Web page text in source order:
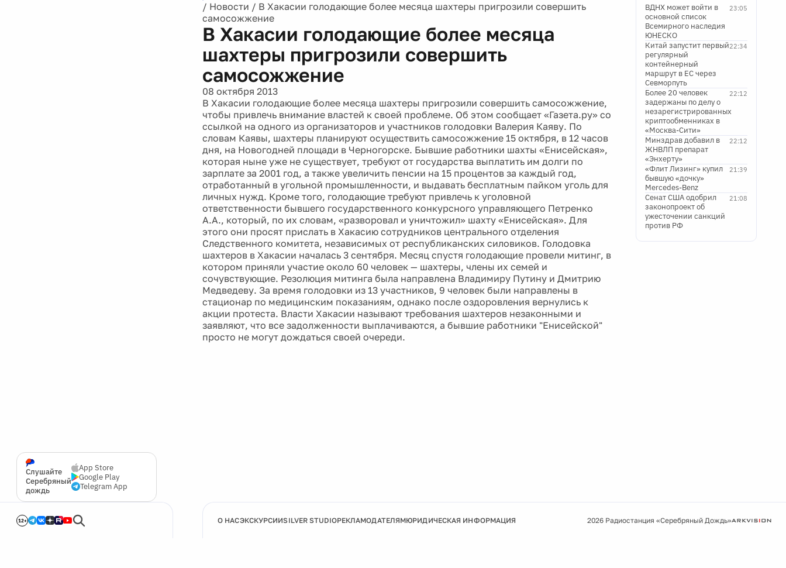
Слушайте
Серебряный
дождь
App Store
Google Play
Telegram App
12+
/ Новости / В Хакасии голодающие более месяца шахтеры пригрозили совершить
самосожжение
В Хакасии голодающие более месяца
шахтеры пригрозили совершить
самосожжение
08 октября 2013
В Хакасии голодающие более месяца шахтеры пригрозили совершить самосожжение,
чтобы привлечь внимание властей к своей проблеме. Об этом сообщает «Газета.ру» со
ссылкой на одного из организаторов и участников голодовки Валерия Каяву. По
словам Каявы, шахтеры планируют осуществить самосожжение 15 октября, в 12 часов
дня, на Новогодней площади в Черногорске. Бывшие работники шахты «Енисейская»,
которая ныне уже не существует, требуют от государства выплатить им долги по
зарплате за 2001 год, а также увеличить пенсии на 15 процентов за каждый год,
отработанный в угольной промышленности, и выдавать бесплатным пайком уголь для
личных нужд. Кроме того, голодающие требуют привлечь к уголовной
ответственности бывшего государственного конкурсного управляющего Петренко
А.А., который, по их словам, «разворовал и уничтожил» шахту «Енисейская». Для
этого они просят прислать в Хакасию сотрудников центрального отделения
Следственного комитета, независимых от республиканских силовиков. Голодовка
шахтеров в Хакасии началась 3 сентября. Месяц спустя голодающие провели митинг, в
котором приняли участие около 60 человек — шахтеры, члены их семей и
сочувствующие. Резолюция митинга была направлена Владимиру Путину и Дмитрию
Медведеву. За время голодовки из 13 участников, 9 человек были направлены в
стационар по медицинским показаниям, однако после оздоровления вернулись к
акции протеста. Власти Хакасии называют требования шахтеров незаконными и
заявляют, что все задолженности выплачиваются, а бывшие работники "Енисейской"
просто не могут дождаться своей очереди.
23:05
ВДНХ может войти в
основной список
Всемирного наследия
ЮНЕСКО
22:34
Китай запустит первый
регулярный
контейнерный
маршрут в ЕС через
Севморпуть
22:12
Более 20 человек
задержаны по делу о
незарегистрированных
криптообменниках в
«Москва-Сити»
22:12
Минздрав добавил в
ЖНВЛП препарат
«Энхерту»
21:39
«Флит Лизинг» купил
бывшую «дочку»
Mercedes-Benz
21:08
Сенат США одобрил
законопроект об
ужесточении санкций
против РФ
О НАСЭКСКУРСИИSILVER STUDIOРЕКЛАМОДАТЕЛЯМЮРИДИЧЕСКАЯ ИНФОРМАЦИЯ 2026 Радиостанция «Серебряный Дождь»